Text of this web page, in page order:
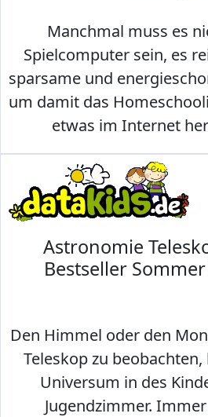
Manchmal muss es
Spielcomputer sein, es
sparsame und
um damit das
etwas im Internet
Astronomie
Bestseller
Den Himmel oder den
Teleskop zu
Universum in des
Jugendzimmer.